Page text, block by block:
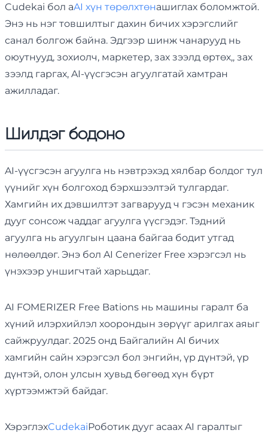
Cudekai бол aAI хүн төрөлхтөнашиглах боломжтой.
Энэ нь нэг товшилтыг дахин бичих хэрэгслийг
санал болгож байна. Эдгээр шинж чанарууд нь
оюутнууд, зохиолч, маркетер, зах зээлд өртөх,, зах
зээлд гаргах, AI-үүсгэсэн агуулгатай хамтран
ажилладаг.
Шилдэг бодоно
AI-үүсгэсэн агуулга нь нэвтрэхэд хялбар болдог тул
үүнийг хүн болгоход бэрхшээлтэй тулгардаг.
Хамгийн их дэвшилтэт загварууд ч гэсэн механик
дууг сонсож чаддаг агуулга үүсгэдэг. Тэдний
агуулга нь агуулгын цаана байгаа бодит утгад
нөлөөлдөг. Энэ бол AI Cenerizer Free хэрэгсэл нь
үнэхээр уншигчтай харьцдаг.
AI FOMERIZER Free Bations нь машины гаралт ба
хүний илэрхийлэл хоорондын зөрүүг арилгах аяыг
сайжруулдаг. 2025 онд Байгалийн AI бичих
хамгийн сайн хэрэгсэл бол энгийн, үр дүнтэй, үр
дүнтэй, олон улсын хувьд бөгөөд хүн бүрт
хүртээмжтэй байдаг.
ХэрэглэхCudekaiРоботик дууг асаах AI гаралтыг